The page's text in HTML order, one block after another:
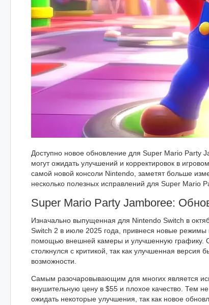
Доступно новое обновление для Super Mario Party
могут ожидать улучшений и корректировок в
самой новой консоли Nintendo, заметят больше
несколько полезных исправлений для Super Mario
Super Mario Party Jamboree:
Изначально выпущенная для Nintendo Switch в
Switch 2 в июле 2025 года, привнеся новые режимы
помощью внешней камеры и улучшенную графику.
столкнулся с критикой, так как улучшенная
возможности.
Самым разочаровывающим для многих является
внушительную цену в $55 и плохое качество. Тем
ожидать некоторые улучшения, так как новое